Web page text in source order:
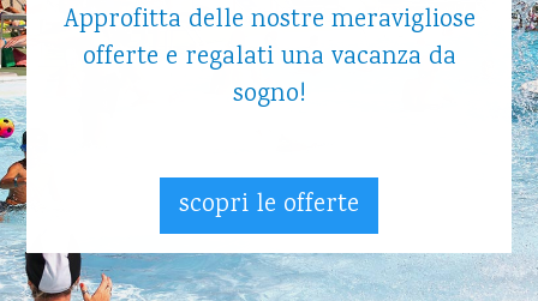
Approfitta delle nostre meravigliose
offerte e regalati una vacanza da
sogno!
scopri le offerte